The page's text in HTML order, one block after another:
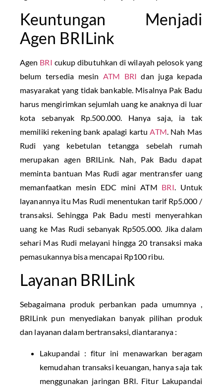
Keuntungan Menjadi
Agen BRILink
Agen BRI cukup dibutuhkan di wilayah pelosok yang
belum tersedia mesin ATM BRI dan juga kepada
masyarakat yang tidak bankable. Misalnya Pak Badu
harus mengirimkan sejumlah uang ke anaknya di luar
kota sebanyak Rp.500.000. Hanya saja, ia tak
memiliki rekening bank apalagi kartuATM. Nah Mas
Rudi yang kebetulan tetangga sebelah rumah
merupakan agen BRILink. Nah, Pak Badu dapat
meminta bantuan Mas Rudi agar mentransfer uang
memanfaatkan mesin EDC mini ATM BRI. Untuk
layanannya itu Mas Rudi menentukan tarif Rp5.000 /
transaksi. Sehingga Pak Badu mesti menyerahkan
uang ke Mas Rudi sebanyak Rp505.000. Jika dalam
sehari Mas Rudi melayani hingga 20 transaksi maka
pemasukannya bisa mencapai Rp100 ribu.
Layanan BRILink
Sebagaimana produk perbankan pada umumnya ,
BRILink pun menyediakan banyak pilihan produk
dan layanan dalam bertransaksi, diantaranya :
Lakupandai : fitur ini menawarkan beragam
kemudahan transaksi keuangan, hanya saja tak
menggunakan jaringan BRI. Fitur Lakupandai